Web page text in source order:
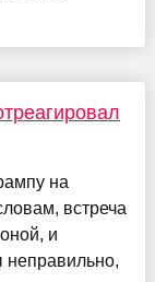
на
встреча
и
неправильно,